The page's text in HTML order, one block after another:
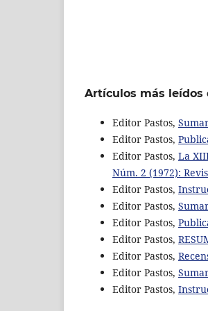
Artículos más leídos
Editor Pastos,
Editor Pastos,
Editor Pastos, La
Núm. 2 (1972):
Editor Pastos,
Editor Pastos,
Editor Pastos,
Editor Pastos,
Editor Pastos,
Editor Pastos,
Editor Pastos,